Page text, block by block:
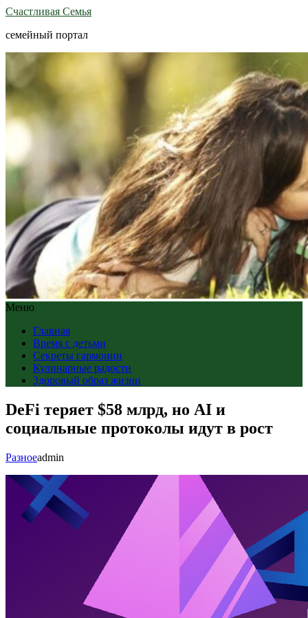
Счастливая Семья
семейный портал
Меню
Главная
Время с детьми
Секреты гармонии
Кулинарные радости
Здоровый образ жизни
DeFi теряет $58 млрд, но AI и
социальные протоколы идут в рост
Разноеadmin